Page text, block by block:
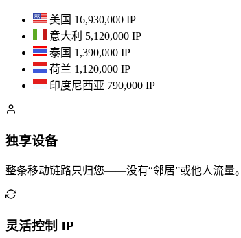
美国 16,930,000 IP
意大利 5,120,000 IP
泰国 1,390,000 IP
荷兰 1,120,000 IP
印度尼西亚 790,000 IP
独享设备
整条移动链路只归您——没有“邻居”或他人流量。
灵活控制 IP